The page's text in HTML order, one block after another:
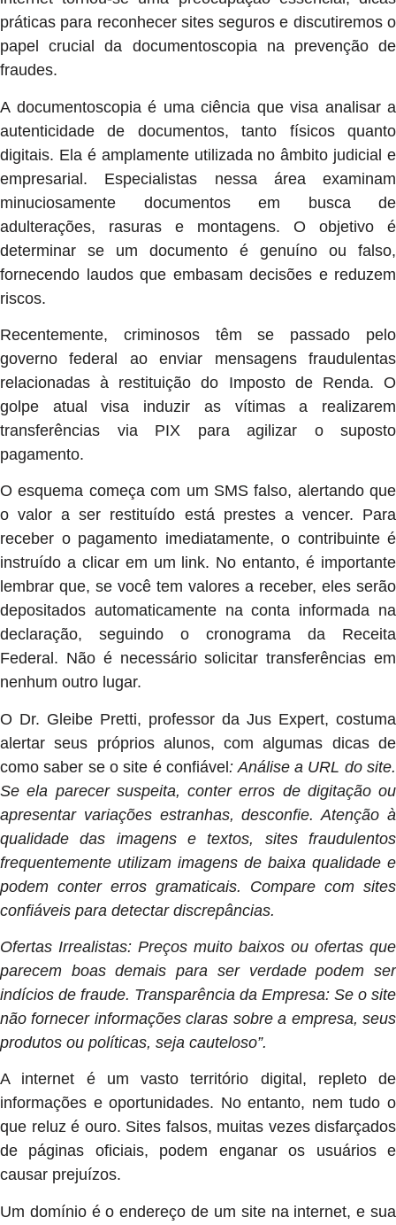
práticas para reconhecer sites seguros e discutiremos o
papel crucial da documentoscopia na prevenção de
fraudes.
A documentoscopia é uma ciência que visa analisar a
autenticidade de documentos, tanto físicos quanto
digitais. Ela é amplamente utilizada no âmbito judicial e
empresarial. Especialistas nessa área examinam
minuciosamente documentos em busca de
adulterações, rasuras e montagens. O objetivo é
determinar se um documento é genuíno ou falso,
fornecendo laudos que embasam decisões e reduzem
riscos.
Recentemente, criminosos têm se passado pelo
governo federal ao enviar mensagens fraudulentas
relacionadas à restituição do Imposto de Renda. O
golpe atual visa induzir as vítimas a realizarem
transferências via PIX para agilizar o suposto
pagamento.
O esquema começa com um SMS falso, alertando que
o valor a ser restituído está prestes a vencer. Para
receber o pagamento imediatamente, o contribuinte é
instruído a clicar em um link. No entanto, é importante
lembrar que, se você tem valores a receber, eles serão
depositados automaticamente na conta informada na
declaração, seguindo o cronograma da Receita
Federal. Não é necessário solicitar transferências em
nenhum outro lugar.
O Dr. Gleibe Pretti, professor da Jus Expert, costuma
alertar seus próprios alunos, com algumas dicas de
como saber se o site é confiável: Análise a URL do site.
Se ela parecer suspeita, conter erros de digitação ou
apresentar variações estranhas, desconfie. Atenção à
qualidade das imagens e textos, sites fraudulentos
frequentemente utilizam imagens de baixa qualidade e
podem conter erros gramaticais. Compare com sites
confiáveis para detectar discrepâncias.
Ofertas Irrealistas: Preços muito baixos ou ofertas que
parecem boas demais para ser verdade podem ser
indícios de fraude. Transparência da Empresa: Se o site
não fornecer informações claras sobre a empresa, seus
produtos ou políticas, seja cauteloso”.
A internet é um vasto território digital, repleto de
informações e oportunidades. No entanto, nem tudo o
que reluz é ouro. Sites falsos, muitas vezes disfarçados
de páginas oficiais, podem enganar os usuários e
causar prejuízos.
Um domínio é o endereço de um site na internet, e sua